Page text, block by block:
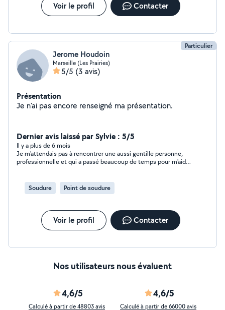
Voir le profil Contacter
Particulier
Jerome Houdoin
Marseille (Les Prairies)
5/5 (3 avis)
Présentation
Je n'ai pas encore renseigné ma présentation.
Dernier avis laissé par Sylvie : 5/5
Il y a plus de 6 mois
Je m'attendais pas à rencontrer une aussi gentille personne,
professionnelle et qui a passé beaucoup de temps pour m'aider
dans le classique et le moderne. Ravie d'avoir trouvé ce site et
Jérôme
Soudure Point de soudure
Voir le profil Contacter
Nos utilisateurs nous évaluent
4,6/5
Calculé à partir de 48803 avis
4,6/5
Calculé à partir de 66000 avis